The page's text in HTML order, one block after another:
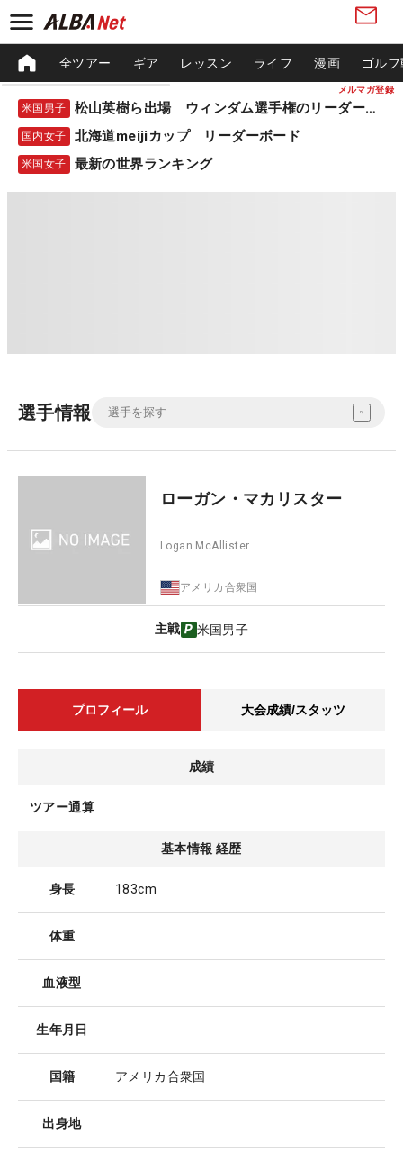
メルマガ登録
全ツアー ギア レッスン ライフ 漫画 ゴル
米国男子 松山英樹ら出場 ウィンダム選手権のリーダーボード
国内女子 北海道meijiカップ リーダーボード
米国女子 最新の世界ランキング
選手情報
ローガン・マカリスター
Logan McAllister
アメリカ合衆国
主戦 米国男子
プロフィール 大会成績/スタッツ
成績
ツアー通算
基本情報 経歴
身長 183cm
体重
血液型
生年月日
国籍 アメリカ合衆国
出身地